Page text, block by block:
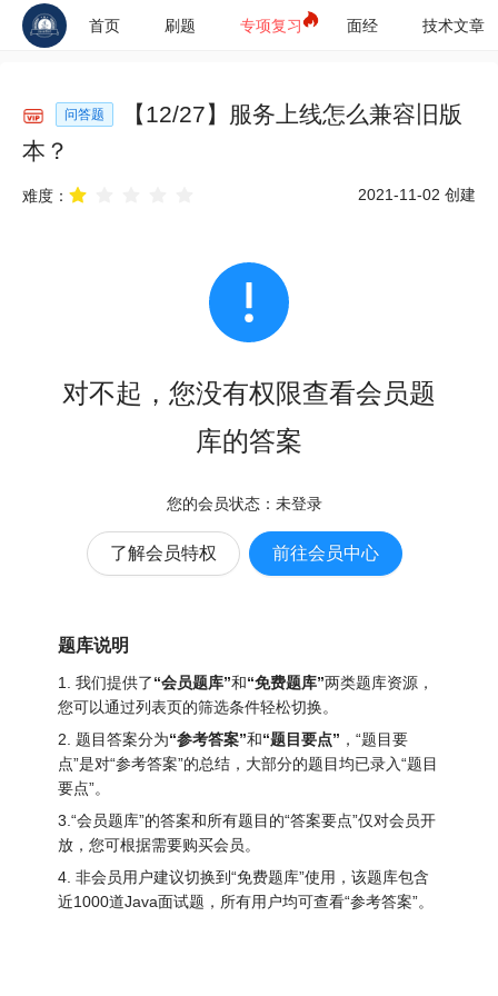
首页 刷题 专项复习 面经 技术文章
问答题 【12/27】 服务上线怎么兼容旧版
本？
难度： 2021-11-02 创建
对不起，您没有权限查看会员题
库的答案
您的会员状态： 未登录
了解会员特权 前往会员中心
题库说明
1. 我们提供了“会员题库”和“免费题库”两类题库资源，
您可以通过列表页的筛选条件轻松切换。
2. 题目答案分为“参考答案”和“题目要点” ，“题目要
点”是对“参考答案”的总结，大部分的题目均已录入“题目
要点”。
3.“会员题库”的答案和所有题目的“答案要点”仅对会员开
放，您可根据需要购买会员。
4. 非会员用户建议切换到“免费题库”使用，该题库包含
近1000道Java面试题 ，所有用户均可查看“参考答案”。